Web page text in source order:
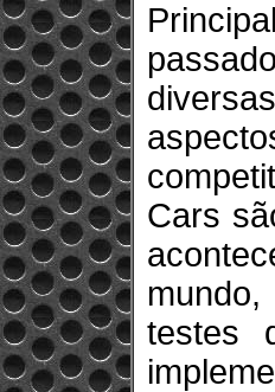
Cars
testes